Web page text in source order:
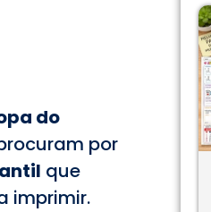
do
por
que
imprimir.